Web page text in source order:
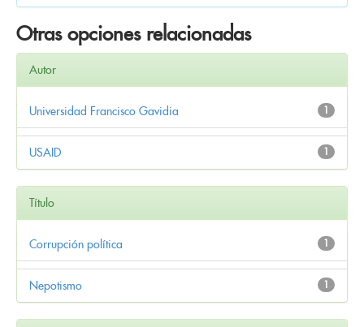
Otras opciones relacionadas
Autor
1
Universidad Francisco Gavidia
1
USAID
Título
1
Corrupción política
1
Nepotismo